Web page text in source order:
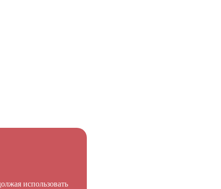
использовать